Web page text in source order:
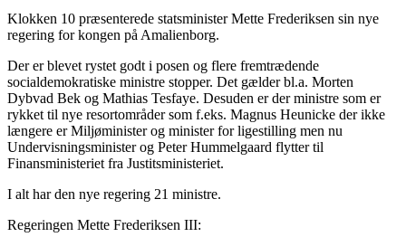
Klokken 10 præsenterede statsminister Mette Frederiksen sin nye
regering for kongen på Amalienborg.
Der er blevet rystet godt i posen og flere fremtrædende
socialdemokratiske ministre stopper. Det gælder bl.a. Morten
Dybvad Bek og Mathias Tesfaye. Desuden er der ministre som er
rykket til nye resortområder som f.eks. Magnus Heunicke der ikke
længere er Miljøminister og minister for ligestilling men nu
Undervisningsminister og Peter Hummelgaard flytter til
Finansministeriet fra Justitsministeriet.
I alt har den nye regering 21 ministre.
Regeringen Mette Frederiksen III: